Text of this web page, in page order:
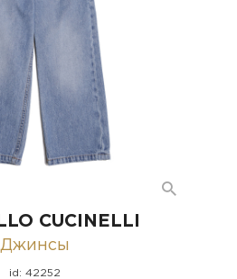
CUCINELLI
Джинсы
id: 42252